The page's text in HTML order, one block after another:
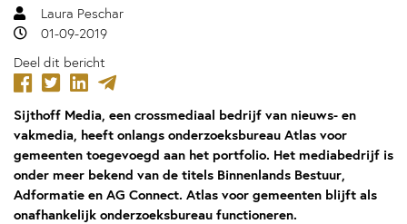
Laura Peschar
01-09-2019
Deel dit bericht
Sijthoff Media, een crossmediaal bedrijf van nieuws- en
vakmedia, heeft onlangs onderzoeksbureau Atlas voor
gemeenten toegevoegd aan het portfolio. Het mediabedrijf is
onder meer bekend van de titels Binnenlands Bestuur,
Adformatie en AG Connect. Atlas voor gemeenten blijft als
onafhankelijk onderzoeksbureau functioneren.